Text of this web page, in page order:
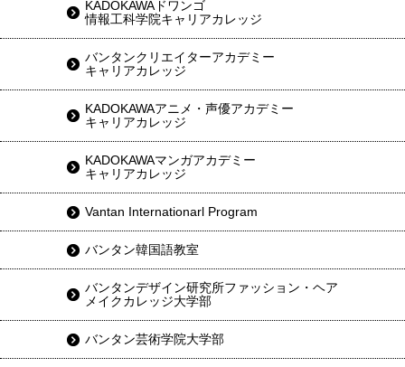
KADOKAWAドワンゴ
情報工科学院キャリアカレッジ
バンタンクリエイターアカデミー
キャリアカレッジ
KADOKAWAアニメ・声優アカデミー
キャリアカレッジ
KADOKAWAマンガアカデミー
キャリアカレッジ
Vantan Internationarl Program
バンタン韓国語教室
バンタンデザイン研究所ファッション・ヘア
メイクカレッジ大学部
バンタン芸術学院大学部